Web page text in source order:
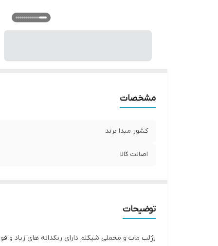
مشخصات
کشور مبدا برند
اصالت کالا
توضیحات
رژلب مات و مخملی شیگلم دارای رنگدانه های زیاد و